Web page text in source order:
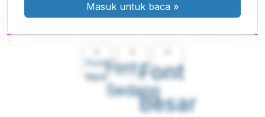
Font
Kecil
Font
Sedang
Font
Besar
Masuk untuk baca »